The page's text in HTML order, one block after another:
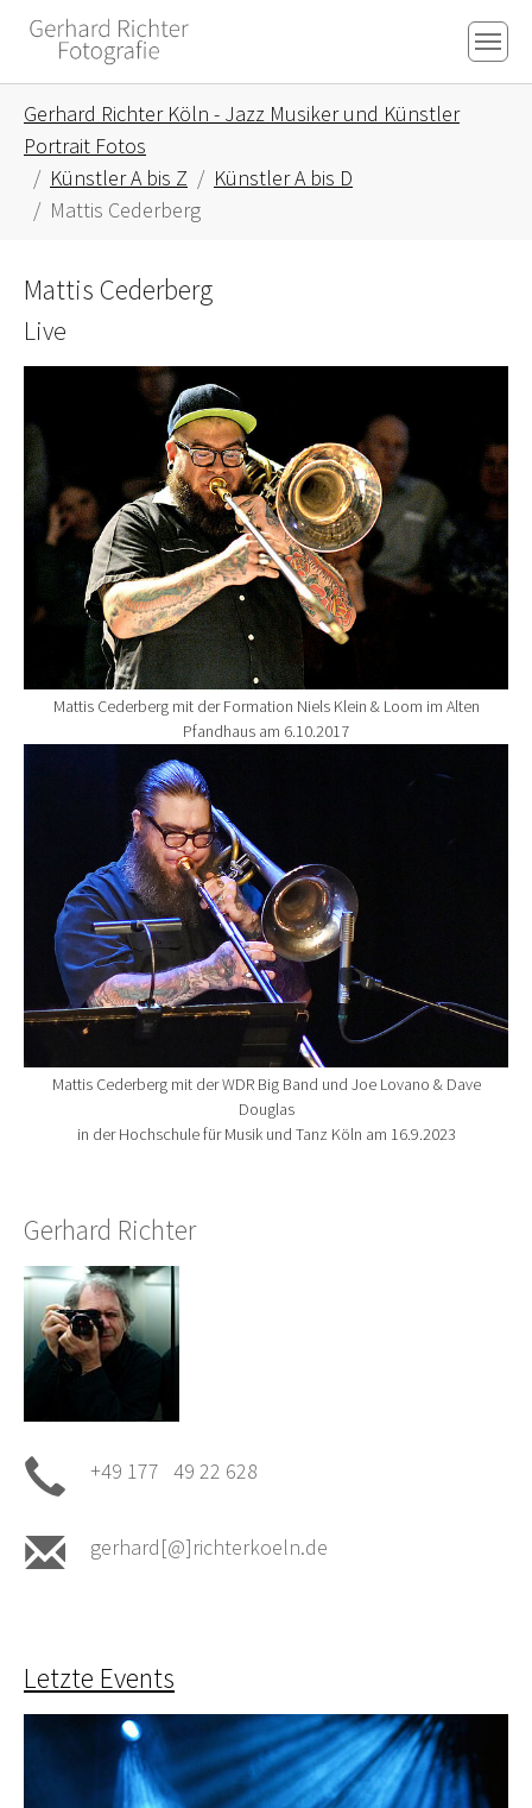
Skip to main content
Skip to page footer
Gerhard Richter Köln - Jazz Musiker und Künstler
Portrait Fotos
Künstler A bis Z
Künstler A bis D
Mattis Cederberg
Mattis Cederberg
Live
Show larger version for:
Mattis Cederberg mit der Formation Niels Klein & Loom im Alten
Pfandhaus am 6.10.2017
Show larger version for:
Mattis Cederberg mit der WDR Big Band und Joe Lovano & Dave
Douglas
in der Hochschule für Musik und Tanz Köln am 16.9.2023
Gerhard Richter
+49 177 49 22 628
gerhard[@]richterkoeln.de
Letzte Events